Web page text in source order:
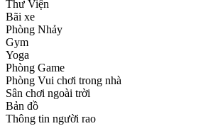
Thư Viện
Bãi xe
Phòng Nhảy
Gym
Yoga
Phòng Game
Phòng Vui chơi trong nhà
Sân chơi ngoài trời
Bản đồ
Thông tin người rao